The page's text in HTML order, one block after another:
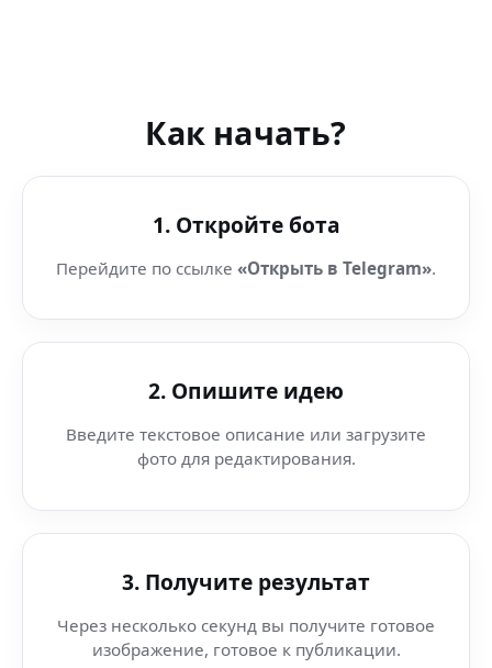
Как начать?
1. Откройте бота
Перейдите по ссылке «Открыть в Telegram».
2. Опишите идею
Введите текстовое описание или загрузите
фото для редактирования.
3. Получите результат
Через несколько секунд вы получите готовое
изображение, готовое к публикации.